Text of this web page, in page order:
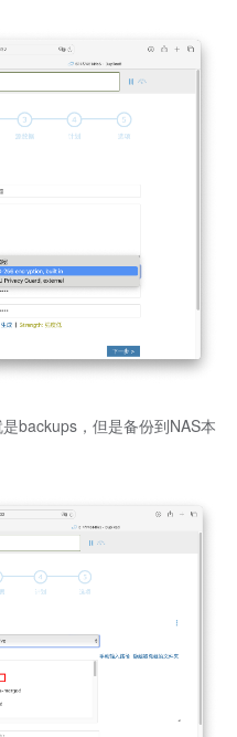
backups，但是备份到NAS本